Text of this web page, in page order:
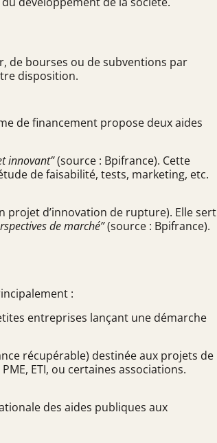
de bourses ou de subventions par
disposition.
de financement propose deux aides
innovant”(source : Bpifrance). Cette
de faisabilité, tests, marketing, etc.
projet d’innovation de rupture). Elle sert
de marché”(source : Bpifrance).
:
entreprises lançant une démarche
récupérable) destinée aux projets de
ETI, ou certaines associations.
des aides publiques aux